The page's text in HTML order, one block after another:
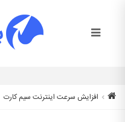
افزایش سرعت اینترنت سیم کارت